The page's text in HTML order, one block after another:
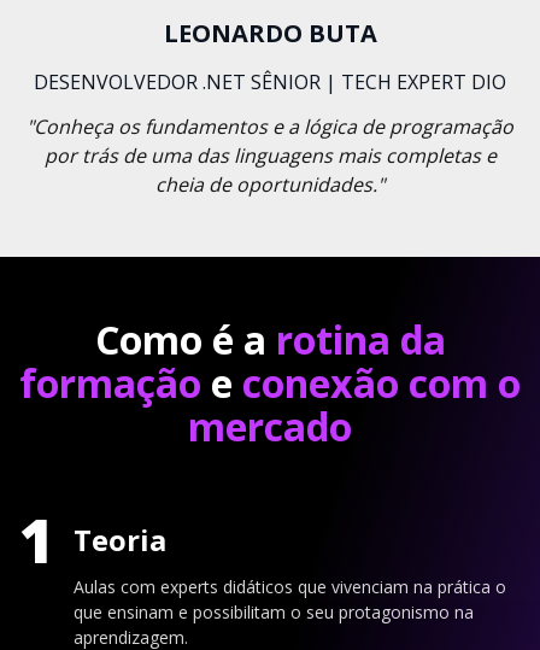
LEONARDO BUTA
DESENVOLVEDOR .NET SÊNIOR | TECH EXPERT DIO
"Conheça os fundamentos e a lógica de programação
por trás de uma das linguagens mais completas e
cheia de oportunidades."
Como é a rotina da
formação e conexão com o
mercado
1 Teoria
Aulas com experts didáticos que vivenciam na prática o
que ensinam e possibilitam o seu protagonismo na
aprendizagem.